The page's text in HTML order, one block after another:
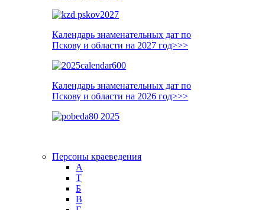
Календарь знаменательных дат по
Пскову и области на 2027 год>>>
Календарь знаменательных дат по
Пскову и области на 2026 год>>>
Персоны краеведения
А
T
Б
В